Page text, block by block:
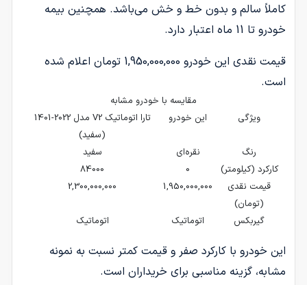
کاملاً سالم و بدون خط و خش می‌باشد. همچنین بیمه
خودرو تا 11 ماه اعتبار دارد.
قیمت نقدی این خودرو 1,950,000,000 تومان اعلام شده
است.
مقایسه با خودرو مشابه
ویژگی
این خودرو
تارا اتوماتیک V2 مدل 2022-1401
(سفید)
رنگ
نقره‌ای
سفید
کارکرد (کیلومتر)
0
84000
قیمت نقدی
(تومان)
1,950,000,000
2,300,000,000
گیربکس اتوماتیک اتوماتیک
این خودرو با کارکرد صفر و قیمت کمتر نسبت به نمونه
مشابه، گزینه مناسبی برای خریداران است.